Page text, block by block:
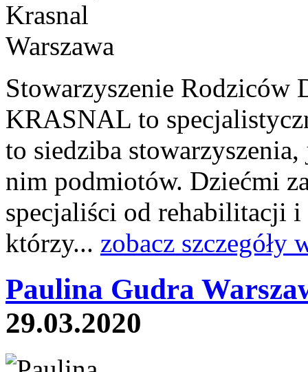
Stowarzyszenie Rodziców
KRASNAL to
to siedziba
nim podmiotów. Dziećmi
specjaliści od rehabilitacji
którzy... zobacz szczegóły
Paulina Gudra
29.03.2020